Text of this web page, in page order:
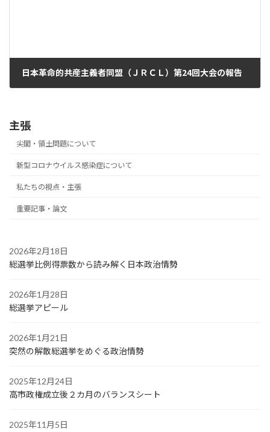
日本革命的共産主義者同盟（ＪＲＣＬ）第24回大会の報告
主張
尖閣・領土問題について
新型コロナウイルス感染症について
私たちの視点・主張
重要記事・論文
2026年2月18日
総選挙比例得票数から読み解く日本政治情勢
2026年1月28日
総選挙アピール
2026年1月21日
突然の解散総選挙をめぐる政治情勢
2025年12月24日
高市政権成立後２カ月のバランスシート
2025年11月5日